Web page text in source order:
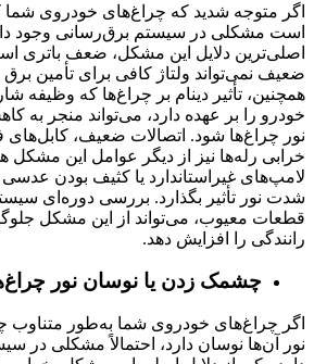
اگر متوجه شدید که چراغ‌های خودروی شما
است مشکلی در سیستم برق‌رسانی وجود
اصلی‌ترین دلایل این مشکل، ضعف باتری
ضعیف نمی‌تواند ولتاژ کافی برای تأمین
همچنین، تأثیر دینام بر چراغ‌ها که وظیفه
خودرو را بر عهده دارد، می‌تواند منجر به
نور چراغ‌ها شود. اتصالات ضعیف، کابل‌های
خرابی رله‌ها نیز از دیگر عوامل این مشکل
لامپ‌های غیراستاندارد یا کثیف بودن
شدت نور تأثیر بگذارد. بررسی دوره‌ای
قطعات معیوب، می‌تواند از این مشکل
رانندگی را افزایش دهد.
چشمک زدن یا نوسان نور
اگر چراغ‌های خودروی شما به‌طور
نور آن‌ها نوسان دارد، احتمالاً مشکلی در